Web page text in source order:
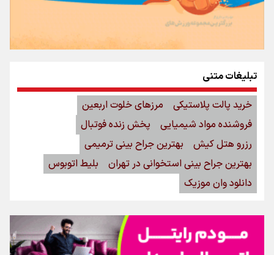
تبلیغات متنی
خرید پالت پلاستیکی
مرزهای خلوت اربعین
فروشنده مواد شیمیایی
پخش زنده فوتبال
رزرو هتل کیش
بهترین جراح بینی ترمیمی
بهترین جراح بینی استخوانی در تهران
بلیط اتوبوس
دانلود وان موزیک